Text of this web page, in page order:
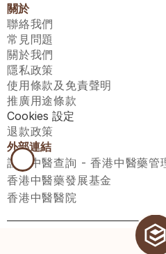
關於
聯絡我們
常見問題
關於我們
隱私政策
使用條款及免責聲明
推廣用途條款
Cookies 設定
退款政策
外部連結
註冊中醫查詢 - 香港中醫藥管
香港中醫藥發展基金
香港中醫醫院
醫師匯有限公司 ECWAY LIMITED